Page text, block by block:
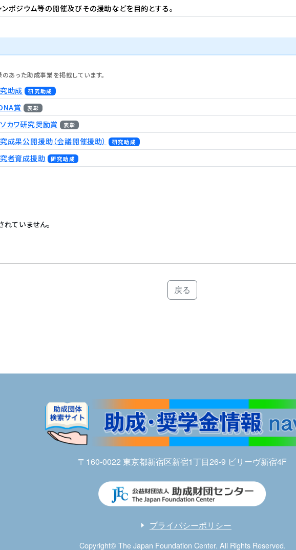
ンポジウム等の開催及びその援助などを目的とする。
あった助成事業を掲載しています。
助成 研究助成
賞 表彰
カワ研究奨励賞 表彰
成果公開援助（会議開催援助） 研究助成
者育成援助 研究助成
ていません。
戻る
〒160-0022 東京都新宿区新宿1丁目26-9 ビリーヴ新宿4F
プライバシーポリシー
Copyright© The Japan Foundation Center. All Rights Reserved.